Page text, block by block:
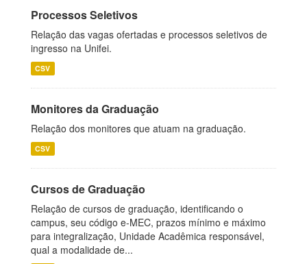
Processos Seletivos
Relação das vagas ofertadas e processos seletivos de
ingresso na Unifei.
CSV
Monitores da Graduação
Relação dos monitores que atuam na graduação.
CSV
Cursos de Graduação
Relação de cursos de graduação, identificando o
campus, seu código e-MEC, prazos mínimo e máximo
para integralização, Unidade Acadêmica responsável,
qual a modalidade de...